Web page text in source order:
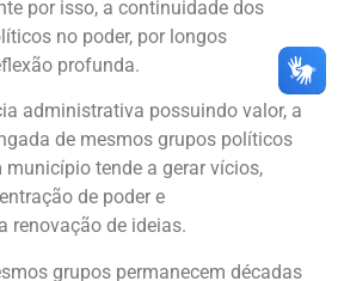
por isso, a continuidade dos
no poder, por longos
profunda.
administrativa possuindo valor, a
de mesmos grupos políticos
tende a gerar vícios,
de poder e
renovação de ideias.
grupos permanecem décadas